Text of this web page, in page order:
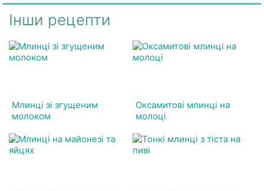
Інши рецепти
Млинці зі згущеним
молоком
Оксамитові млинці на
молоці